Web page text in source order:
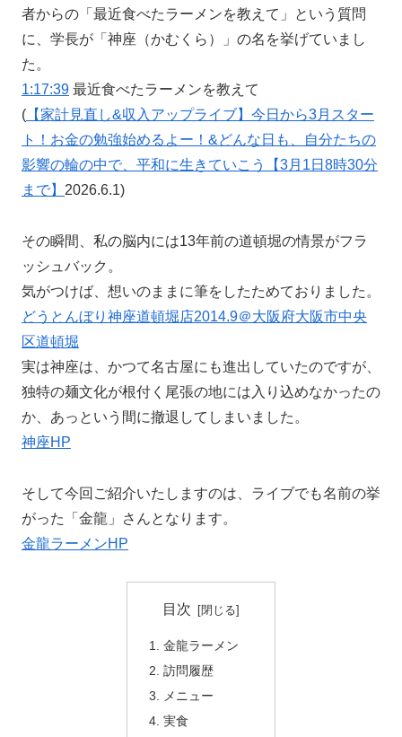
者からの「最近食べたラーメンを教えて」という質問
に、学長が「神座（かむくら）」の名を挙げていまし
た。
1:17:39 最近食べたラーメンを教えて
( 【家計見直し&収入アップライブ】今日から3月スター
ト！お金の勉強始めるよー！&どんな日も、自分たちの
影響の輪の中で、平和に生きていこう【3月1日8時30分
まで】 2026.6.1)
その瞬間、私の脳内には13年前の道頓堀の情景がフラ
ッシュバック。
気がつけば、想いのままに筆をしたためておりました。
どうとんぼり神座道頓堀店2014.9＠大阪府大阪市中央
区道頓堀
実は神座は、かつて名古屋にも進出していたのですが、
独特の麺文化が根付く尾張の地には入り込めなかったの
か、あっという間に撤退してしまいました。
神座HP
そして今回ご紹介いたしますのは、ライブでも名前の挙
がった「金龍」さんとなります。
金龍ラーメンHP
目次
金龍ラーメン
訪問履歴
メニュー
実食